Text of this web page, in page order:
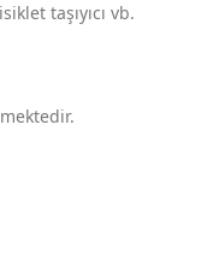
taşıyıcı vb.